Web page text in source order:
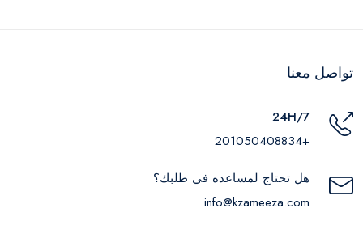
تواصل معنا
24H/7
+201050408834
هل تحتاج لمساعده في طلبك؟
info@kzameeza.com